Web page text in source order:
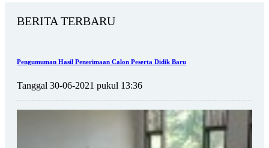
BERITA TERBARU
Pengumuman Hasil Penerimaan Calon Peserta Didik Baru
Tanggal 30-06-2021 pukul 13:36